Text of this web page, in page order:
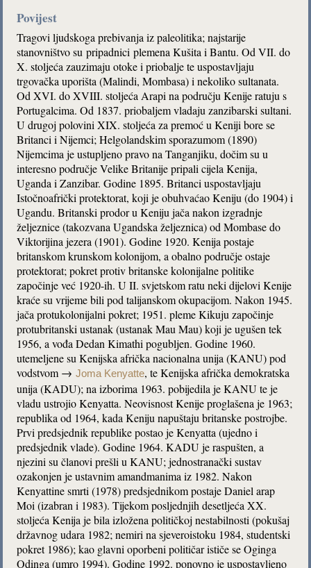
Povijest
Tragovi ljudskoga prebivanja iz paleolitika; najstarije
stanovništvo su pripadnici plemena Kušita i Bantu. Od VII. do
X. stoljeća zauzimaju otoke i priobalje te uspostavljaju
trgovačka uporišta (Malindi, Mombasa) i nekoliko sultanata.
Od XVI. do XVIII. stoljeća Arapi na području Kenije ratuju s
Portugalcima. Od 1837. priobaljem vladaju zanzibarski sultani.
U drugoj polovini XIX. stoljeća za premoć u Keniji bore se
Britanci i Nijemci; Helgolandskim sporazumom (1890)
Nijemcima je ustupljeno pravo na Tanganjiku, dočim su u
interesno područje Velike Britanije pripali cijela Kenija,
Uganda i Zanzibar. Godine 1895. Britanci uspostavljaju
Istočnoafrički protektorat, koji je obuhvaćao Keniju (do 1904) i
Ugandu. Britanski prodor u Keniju jača nakon izgradnje
željeznice (takozvana Ugandska željeznica) od Mombase do
Viktorijina jezera (1901). Godine 1920. Kenija postaje
britanskom krunskom kolonijom, a obalno područje ostaje
protektorat; pokret protiv britanske kolonijalne politike
započinje već 1920-ih. U II. svjetskom ratu neki dijelovi Kenije
kraće su vrijeme bili pod talijanskom okupacijom. Nakon 1945.
jača protukolonijalni pokret; 1951. pleme Kikuju započinje
protubritanski ustanak (ustanak Mau Mau) koji je ugušen tek
1956, a vođa Dedan Kimathi pogubljen. Godine 1960.
utemeljene su Kenijska afrička nacionalna unija (KANU) pod
vodstvom →Joma Kenyatte, te Kenijska afrička demokratska
unija (KADU); na izborima 1963. pobijedila je KANU te je
vladu ustrojio Kenyatta. Neovisnost Kenije proglašena je 1963;
republika od 1964, kada Keniju napuštaju britanske postrojbe.
Prvi predsjednik republike postao je Kenyatta (ujedno i
predsjednik vlade). Godine 1964. KADU je raspušten, a
njezini su članovi prešli u KANU; jednostranački sustav
ozakonjen je ustavnim amandmanima iz 1982. Nakon
Kenyattine smrti (1978) predsjednikom postaje Daniel arap
Moi (izabran i 1983). Tijekom posljednjih desetljeća XX.
stoljeća Kenija je bila izložena političkoj nestabilnosti (pokušaj
državnog udara 1982; nemiri na sjeveroistoku 1984, studentski
pokret 1986); kao glavni oporbeni političar ističe se Oginga
Odinga (umro 1994). Godine 1992. ponovno je uspostavljeno